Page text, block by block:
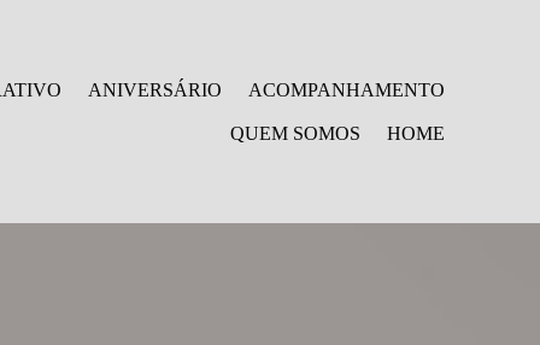
ANIVERSÁRIO ACOMPANHAMENTO
QUEM SOMOS HOME